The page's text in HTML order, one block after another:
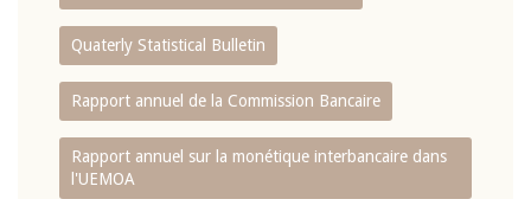
Quaterly Statistical Bulletin
Rapport annuel de la Commission Bancaire
Rapport annuel sur la monétique interbancaire dans
l'UEMOA